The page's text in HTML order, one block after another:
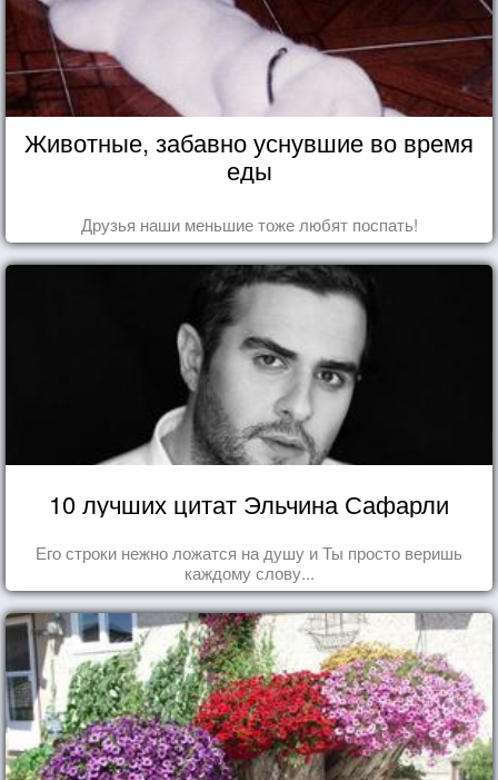
Животные, забавно уснувшие во время
еды
Друзья наши меньшие тоже любят поспать!
10 лучших цитат Эльчина Сафарли
Его строки нежно ложатся на душу и Ты просто веришь
каждому слову...